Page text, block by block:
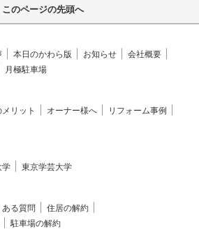
このページの先頭へ
本日のかわら版 お知らせ
会社概要
月極駐車場
リット オーナー様へ
リフォーム事例
学 東京学芸大学
ある質問
住居の解約
駐車場の解約